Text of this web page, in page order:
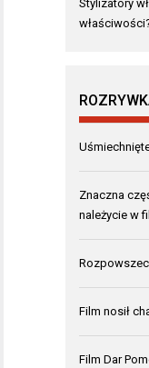
Stylizatory
Znaczna
należycie w
Film nosił
Film Dar